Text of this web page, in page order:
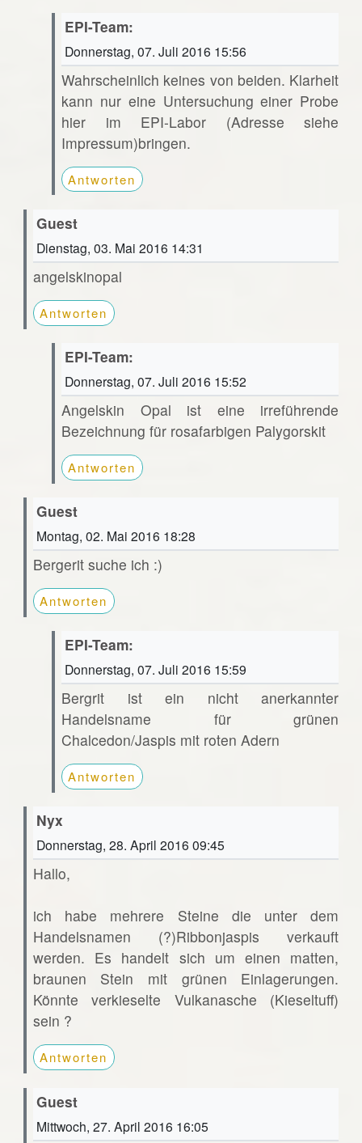
EPI-Team:
Donnerstag, 07. Juli 2016 15:56
Wahrscheinlich keines von beiden. Klarheit
kann nur eine Untersuchung einer Probe
hier im EPI-Labor (Adresse siehe
Impressum)bringen.
Antworten
Guest
Dienstag, 03. Mai 2016 14:31
angelskinopal
Antworten
EPI-Team:
Donnerstag, 07. Juli 2016 15:52
Angelskin Opal ist eine irreführende
Bezeichnung für rosafarbigen Palygorskit
Antworten
Guest
Montag, 02. Mai 2016 18:28
Bergerit suche ich :)
Antworten
EPI-Team:
Donnerstag, 07. Juli 2016 15:59
Bergrit ist ein nicht anerkannter
Handelsname für grünen
Chalcedon/Jaspis mit roten Adern
Antworten
Nyx
Donnerstag, 28. April 2016 09:45
Hallo,
ich habe mehrere Steine die unter dem
Handelsnamen (?)Ribbonjaspis verkauft
werden. Es handelt sich um einen matten,
braunen Stein mit grünen Einlagerungen.
Könnte verkieselte Vulkanasche (Kieseltuff)
sein ?
Antworten
Guest
Mittwoch, 27. April 2016 16:05